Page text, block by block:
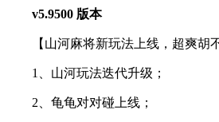
v5.9500 版本
【山河麻将新玩法上线，超爽胡不
1、山河玩法迭代升级；
2、龟龟对对碰上线；